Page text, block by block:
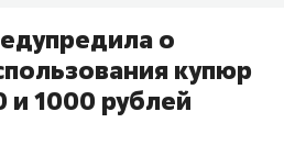
о
купюр
1000 рублей